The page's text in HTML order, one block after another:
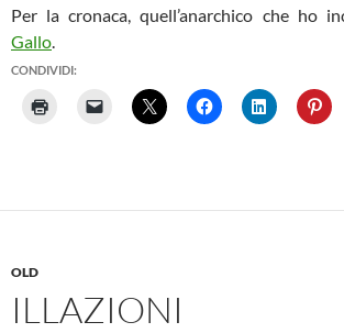
Per la cronaca, quell’anarchico che ho
Gallo.
CONDIVIDI:
OLD
ILLAZIONI